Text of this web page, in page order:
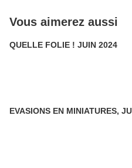
Vous aimerez aussi
QUELLE FOLIE ! JUIN 2024
EVASIONS EN MINIATURES,